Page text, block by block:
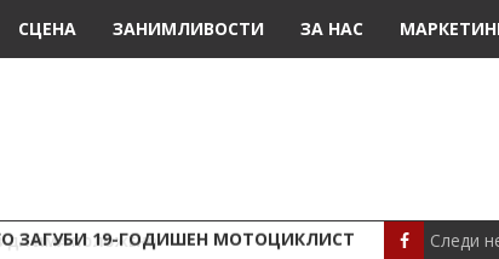
СЦЕНА ЗАНИМЛИВОСТИ ЗА НАС
ЗАГУБИ 19-ГОДИШЕН МОТОЦИКЛИСТ Следи